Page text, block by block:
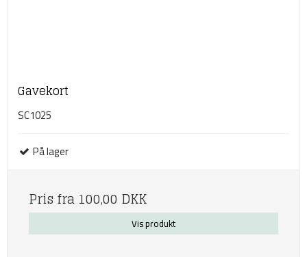
Gavekort
SC1025
På lager
Pris fra 100,00 DKK
Vis produkt